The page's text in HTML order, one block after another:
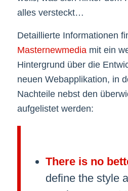
alles versteckt…
Detaillierte Informationen
Masternewmediamit ein
Hintergrund über die
neuen Webapplikation, in
Nachteile nebst den
aufgelistet werden:
There is no
define the style